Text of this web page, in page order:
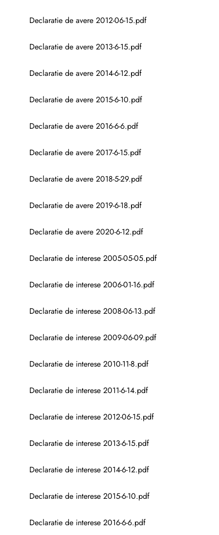
Declaratie de avere 2012-06-15.pdf
Declaratie de avere 2013-6-15.pdf
Declaratie de avere 2014-6-12.pdf
Declaratie de avere 2015-6-10.pdf
Declaratie de avere 2016-6-6.pdf
Declaratie de avere 2017-6-15.pdf
Declaratie de avere 2018-5-29.pdf
Declaratie de avere 2019-6-18.pdf
Declaratie de avere 2020-6-12.pdf
Declaratie de interese 2005-05-05.pdf
Declaratie de interese 2006-01-16.pdf
Declaratie de interese 2008-06-13.pdf
Declaratie de interese 2009-06-09.pdf
Declaratie de interese 2010-11-8.pdf
Declaratie de interese 2011-6-14.pdf
Declaratie de interese 2012-06-15.pdf
Declaratie de interese 2013-6-15.pdf
Declaratie de interese 2014-6-12.pdf
Declaratie de interese 2015-6-10.pdf
Declaratie de interese 2016-6-6.pdf